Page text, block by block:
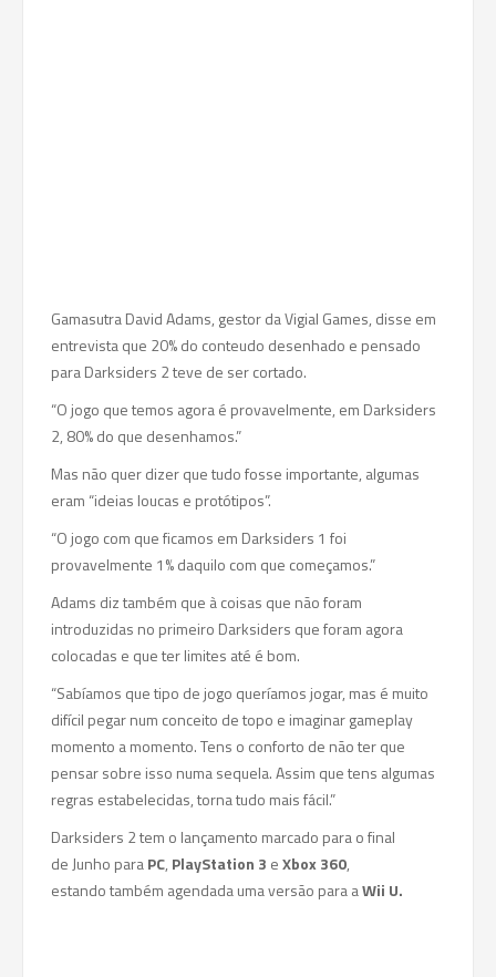
Gamasutra David Adams, gestor da Vigial Games, disse em
entrevista que 20% do conteudo desenhado e pensado
para Darksiders 2 teve de ser cortado.
“O jogo que temos agora é provavelmente, em Darksiders
2, 80% do que desenhamos.”
Mas não quer dizer que tudo fosse importante, algumas
eram “ideias loucas e protótipos”.
“O jogo com que ficamos em Darksiders 1 foi
provavelmente 1% daquilo com que começamos.”
Adams diz também que à coisas que não foram
introduzidas no primeiro Darksiders que foram agora
colocadas e que ter limites até é bom.
“Sabíamos que tipo de jogo queríamos jogar, mas é muito
difícil pegar num conceito de topo e imaginar gameplay
momento a momento. Tens o conforto de não ter que
pensar sobre isso numa sequela. Assim que tens algumas
regras estabelecidas, torna tudo mais fácil.”
Darksiders 2 tem o lançamento marcado para o final
de Junho paraPC, PlayStation 3 eXbox 360,
estando também agendada uma versão para aWii U.